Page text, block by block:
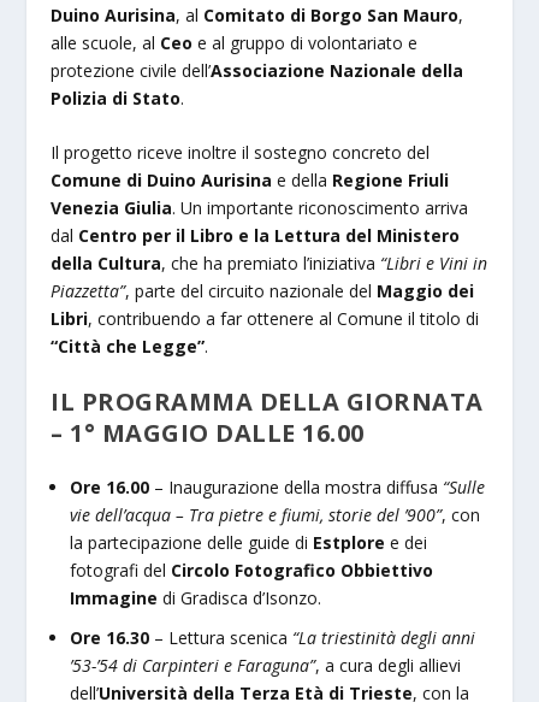
Duino Aurisina, al Comitato di Borgo San Mauro,
alle scuole, al Ceo e al gruppo di volontariato e
protezione civile dell’Associazione Nazionale della
Polizia di Stato.
Il progetto riceve inoltre il sostegno concreto del
Comune di Duino Aurisina e della Regione Friuli
Venezia Giulia. Un importante riconoscimento arriva
dal Centro per il Libro e la Lettura del Ministero
della Cultura, che ha premiato l’iniziativa “Libri e Vini in
Piazzetta”, parte del circuito nazionale del Maggio dei
Libri, contribuendo a far ottenere al Comune il titolo di
“Città che Legge”.
IL PROGRAMMA DELLA GIORNATA
– 1° MAGGIO DALLE 16.00
Ore 16.00 – Inaugurazione della mostra diffusa “Sulle
vie dell’acqua – Tra pietre e fiumi, storie del ’900”, con
la partecipazione delle guide di Estplore e dei
fotografi del Circolo Fotografico Obbiettivo
Immagine di Gradisca d’Isonzo.
Ore 16.30 – Lettura scenica “La triestinità degli anni
’53-’54 di Carpinteri e Faraguna”, a cura degli allievi
dell’Università della Terza Età di Trieste, con la